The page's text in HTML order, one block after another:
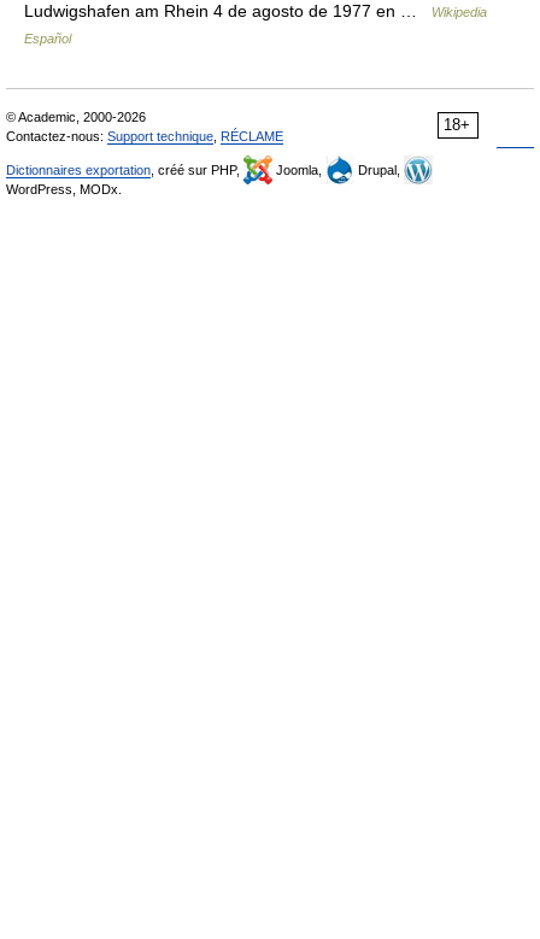
Ludwigshafen am Rhein 4 de agosto de 1977 en …
Wikipedia
Español
18+
© Academic, 2000-2026
Contactez-nous: Support technique RÉCLAME
Dictionnaires exportation , créé sur PHP, Joomla,
Drupal,
WordPress, MODx.